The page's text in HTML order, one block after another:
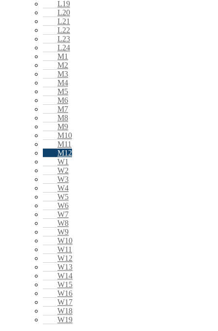
L19
L20
L21
L22
L23
L24
M1
M2
M3
M4
M5
M6
M7
M8
M9
M10
M11
M12
W1
W2
W3
W4
W5
W6
W7
W8
W9
W10
W11
W12
W13
W14
W15
W16
W17
W18
W19